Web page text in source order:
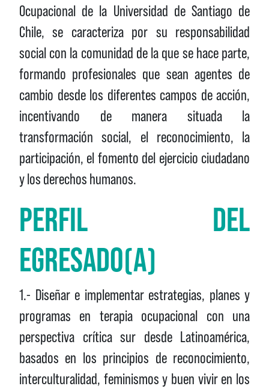
Ocupacional de la Universidad de Santiago de
Chile, se caracteriza por su responsabilidad
social con la comunidad de la que se hace parte,
formando profesionales que sean agentes de
cambio desde los diferentes campos de acción,
incentivando de manera situada la
transformación social, el reconocimiento, la
participación, el fomento del ejercicio ciudadano
y los derechos humanos.
PERFIL DEL
EGRESADO(A)
1.- Diseñar e implementar estrategias, planes y
programas en terapia ocupacional con una
perspectiva crítica sur desde Latinoamérica,
basados en los principios de reconocimiento,
interculturalidad, feminismos y buen vivir en los